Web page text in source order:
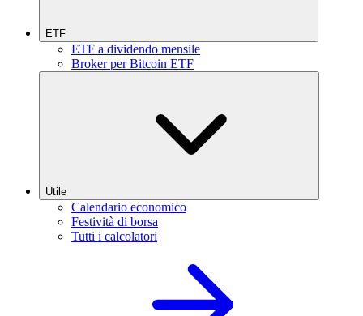
ETF
ETF a dividendo mensile
Broker per Bitcoin ETF
Utile
Calendario economico
Festività di borsa
Tutti i calcolatori